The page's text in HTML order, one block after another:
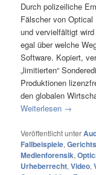
Durch polizeiliche
Fälscher von
und vervielfältigt
egal über welche
Software. Kopiert,
„limitierten“
Produktionen
den globalen
Weiterlesen →
Veröffentlicht unter
Fallbeispiele,
Medienforensik,
Urheberrecht,Video,